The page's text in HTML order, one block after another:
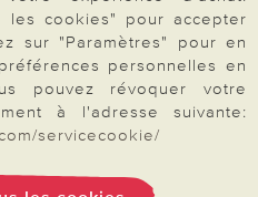
les cookies" pour accepter
sur "Paramètres" pour en
personnelles en
pouvez révoquer votre
à l'adresse suivante:
servicecookie/